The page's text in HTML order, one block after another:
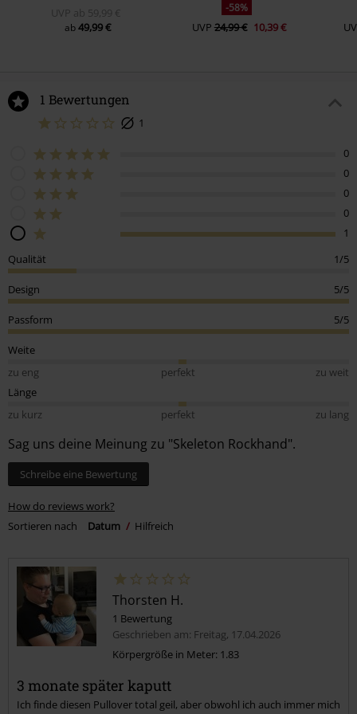
UVP ab 59,99 €
ab49,99 €
-58%
UVP 24,99 € 10,39 €
1 Bewertungen
1
0
0
0
0
1
Qualität
1/5
Design 5/5
Passform 5/5
Weite
zu eng
perfekt
zu weit
Länge
zu kurz
perfekt zu lang
Sag uns deine Meinung zu "Skeleton Rockhand".
Schreibe eine Bewertung
How do reviews work?
Sortieren nach
Datum Hilfreich
Thorsten H.
1 Bewertung
Geschrieben am: Freitag, 17.04.2026
Körpergröße in Meter: 1.83
3 monate später kaputt
Ich finde diesen Pullover total geil, aber obwohl ich auch immer mich